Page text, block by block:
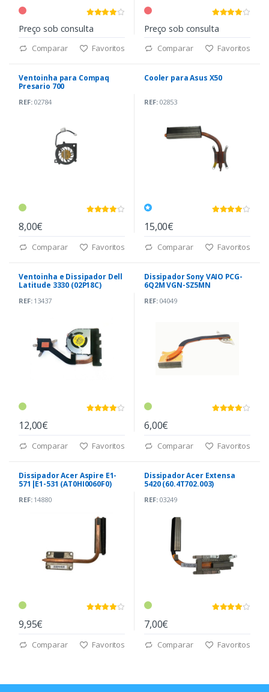
Preço sob consulta
Comparar Favoritos
Preço sob consulta
Comparar Favoritos
Ventoinha para Compaq
Presario 700
REF:02784
8,00€
Comparar Favoritos
Cooler para Asus X50
REF:02853
15,00€
Comparar Favoritos
Ventoinha e Dissipador Dell
Latitude 3330 (02P18C)
REF:13437
12,00€
Comparar Favoritos
Dissipador Sony VAIO PCG-
6Q2M VGN-SZ5MN
REF:04049
6,00€
Comparar Favoritos
Dissipador Acer Aspire E1-
571|E1-531 (AT0HI0060F0)
REF:14880
9,95€
Comparar Favoritos
Dissipador Acer Extensa
5420 (60.4T702.003)
REF:03249
7,00€
Comparar Favoritos